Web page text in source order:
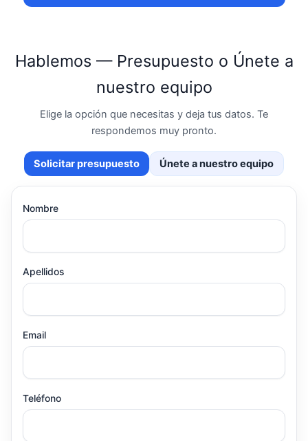
Hablemos — Presupuesto o Únete a
nuestro equipo
Elige la opción que necesitas y deja tus datos. Te
respondemos muy pronto.
Solicitar presupuesto Únete a nuestro equipo
Nombre
Apellidos
Email
Teléfono